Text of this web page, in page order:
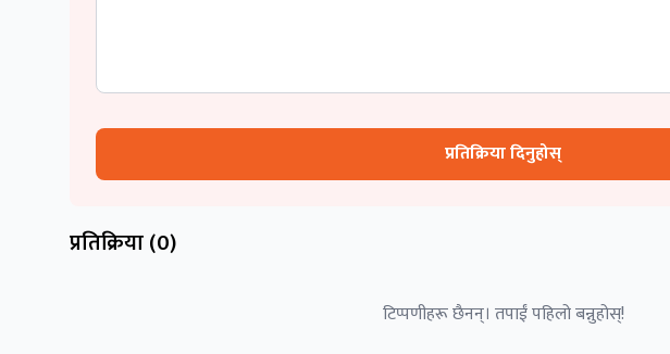
प्रतिक्रिया दिनुहोस्
प्रतिक्रिया (0)
टिप्पणीहरू छैनन्। तपाईं पहिलो बन्नुहोस्!